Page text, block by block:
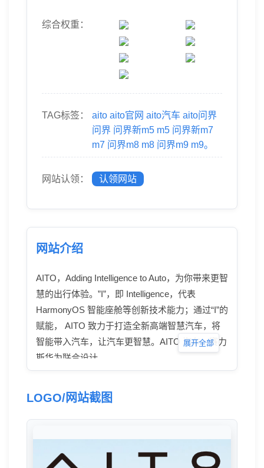
综合权重：
TAG标签： aito aito官网 aito汽车 aito问界
问界 问界新m5 m5 问界新m7
m7 问界m8 m8 问界m9 m9。
网站认领： 认领网站
网站介绍
AITO，Adding Intelligence to Auto，为你带来更智
慧的出行体验。”I”，即 Intelligence，代表
HarmonyOS 智能座舱等创新技术能力；通过“I”的
赋能， AITO 致力于打造全新高端智慧汽车，将
智能带入汽车，让汽车更智慧。AITO 汽车，赛力
斯华为联合设计
展开全部
LOGO/网站截图